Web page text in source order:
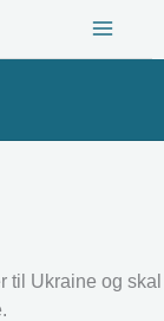
til Ukraine og skal